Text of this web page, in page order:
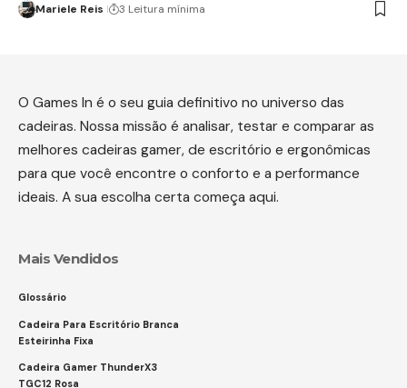
Mariele Reis 3 Leitura mínima
O Games In é o seu guia definitivo no universo das
cadeiras. Nossa missão é analisar, testar e comparar as
melhores cadeiras gamer, de escritório e ergonômicas
para que você encontre o conforto e a performance
ideais. A sua escolha certa começa aqui.
Mais Vendidos
Glossário
Cadeira Para Escritório Branca
Esteirinha Fixa
Cadeira Gamer ThunderX3
TGC12 Rosa